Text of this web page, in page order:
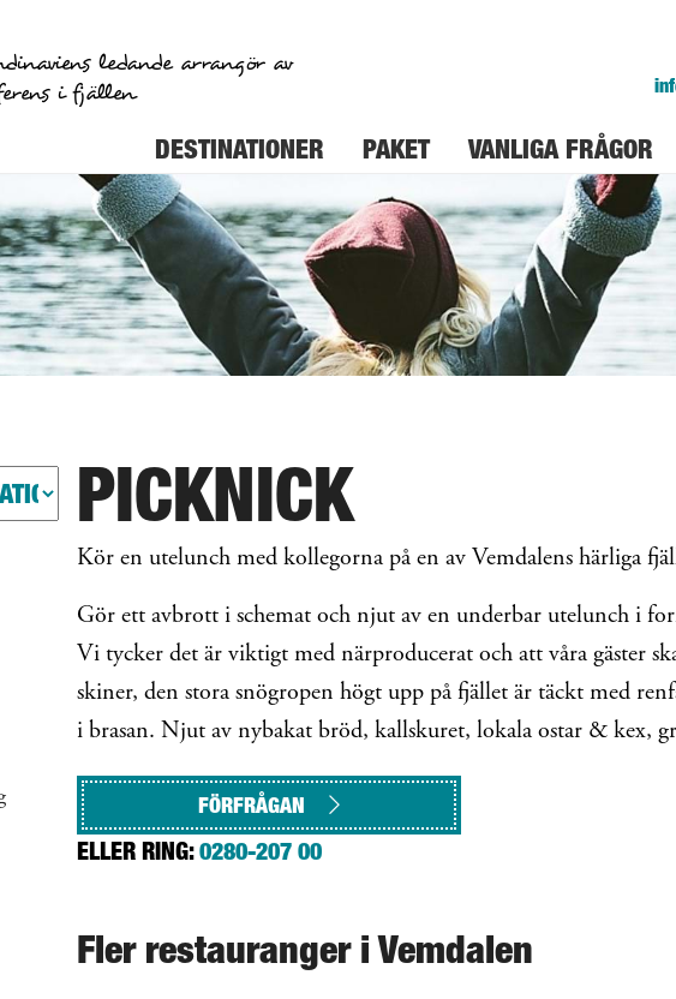
ledande arrangör av
i fjällen
DESTINATIONER PAKET VANLIGA FRÅGOR
PICKNICK
Kör en utelunch med kollegorna på en av Vemdalens härliga
Gör ett avbrott i schemat och njut av en underbar utelunch i
Vi tycker det är viktigt med närproducerat och att våra gäster
skiner, den stora snögropen högt upp på fjället är täckt med
i brasan. Njut av nybakat bröd, kallskuret, lokala ostar & kex,
FÖRFRÅGAN
ELLER RING: 0280-207 00
Fler restauranger i Vemdalen